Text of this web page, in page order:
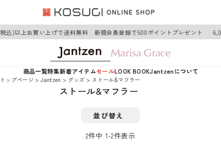
込)以上お買い上げで送料無料 新規会員登録で500ポイントプレゼント
商品一覧特集新着アイテムセールLOOK BOOKJantzenについて
トップページ Jantzen グッズ ストール&マフラー
ストール&マフラー
並び替え
2件中 1-2件表示